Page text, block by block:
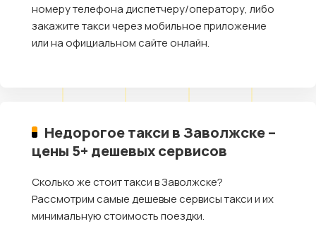
номеру телефона диспетчеру/оператору, либо
закажите такси через мобильное приложение
или на официальном сайте онлайн.
Недорогое такси в Заволжске –
цены 5+ дешевых сервисов
Сколько же стоит такси в Заволжске?
Рассмотрим самые дешевые сервисы такси и их
минимальную стоимость поездки.